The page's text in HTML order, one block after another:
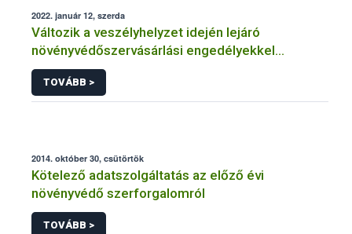
2022. január 12, szerda
Változik a veszélyhelyzet idején lejáró
növényvédőszervásárlási engedélyekkel
kapcsolatos szabályozás
TOVÁBB >
2014. október 30, csütörtök
Kötelező adatszolgáltatás az előző évi
növényvédő szerforgalomról
TOVÁBB >